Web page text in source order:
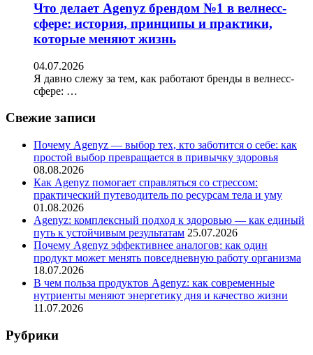
Что делает Agenyz брендом №1 в велнесс-
сфере: история, принципы и практики,
которые меняют жизнь
04.07.2026
Я давно слежу за тем, как работают бренды в велнесс-
сфере: …
Свежие записи
Почему Agenyz — выбор тех, кто заботится о себе: как
простой выбор превращается в привычку здоровья
08.08.2026
Как Agenyz помогает справляться со стрессом:
практический путеводитель по ресурсам тела и уму
01.08.2026
Agenyz: комплексный подход к здоровью — как единый
путь к устойчивым результатам 25.07.2026
Почему Agenyz эффективнее аналогов: как один
продукт может менять повседневную работу организма
18.07.2026
В чем польза продуктов Agenyz: как современные
нутриенты меняют энергетику дня и качество жизни
11.07.2026
Рубрики